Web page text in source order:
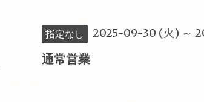
指定なし 2025-09-30 (火) ～
通常営業